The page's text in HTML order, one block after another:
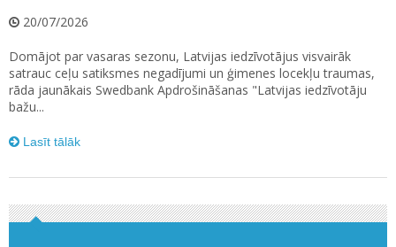
20/07/2026
Domājot par vasaras sezonu, Latvijas iedzīvotājus visvairāk
satrauc ceļu satiksmes negadījumi un ģimenes locekļu traumas,
rāda jaunākais Swedbank Apdrošināšanas "Latvijas iedzīvotāju
bažu...
Lasīt tālāk